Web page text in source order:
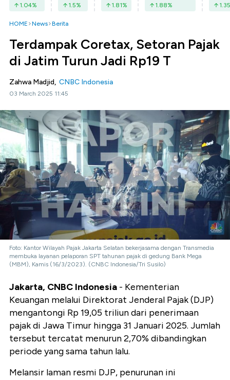
1.04% 1.5% 1.81% 1.88% 1.35
HOME News Berita
Terdampak Coretax, Setoran Pajak
di Jatim Turun Jadi Rp19 T
Zahwa Madjid, CNBC Indonesia
03 March 2025 11:45
Foto: Kantor Wilayah Pajak Jakarta Selatan bekerjasama dengan Transmedia
membuka layanan pelaporan SPT tahunan pajak di gedung Bank Mega
(MBM), Kamis (16/3/2023). (CNBC Indonesia/Tri Susilo)
Jakarta, CNBC Indonesia - Kementerian
Keuangan melalui Direktorat Jenderal Pajak (DJP)
mengantongi Rp 19,05 triliun dari penerimaan
pajak di Jawa Timur hingga 31 Januari 2025. Jumlah
tersebut tercatat menurun 2,70% dibandingkan
periode yang sama tahun lalu.
Melansir laman resmi DJP, penurunan ini